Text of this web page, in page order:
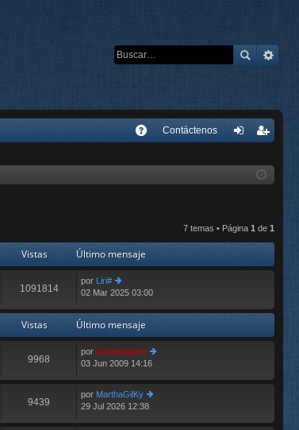
Contáctenos
ar
ist
rs
7 temas • Página 1 de 1
Vistas Último mensaje
1091814
por Liri#
er
o
e
n
e
02 Mar 2025 03:00
Vistas Último mensaje
9968
por Güesmaster
er
o
e
03 Jun 2009 14:16
9439
por MarthaGilKy
er
29 Jul 2026 12:38